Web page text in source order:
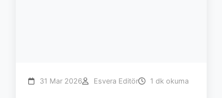
31 Mar 2026 Esvera Editör 1 dk okuma